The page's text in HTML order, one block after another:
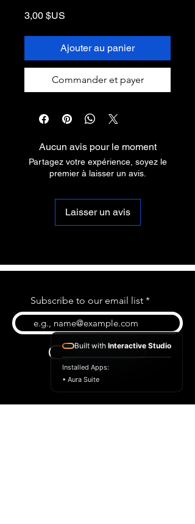
3,00 $US
Ajouter au panier
Commander et payer
Aucun avis pour le moment
Partagez votre expérience, soyez le
premier à laisser un avis.
Laisser un avis
Subscribe to our email list
Subscribe
Built with Interactive Studio
Installed Apps:
• Aura Suite